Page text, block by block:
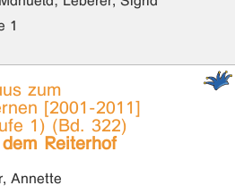
1
zum
[2001-2011]
1) (Bd. 322)
Reiterhof
Annette